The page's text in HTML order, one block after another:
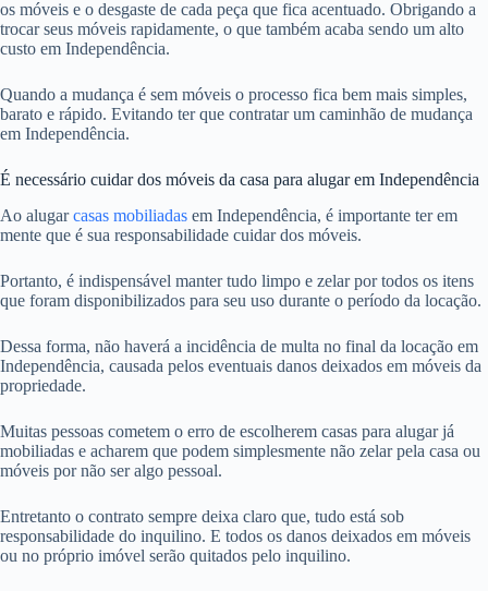
os móveis e o desgaste de cada peça que fica acentuado. Obrigando a
trocar seus móveis rapidamente, o que também acaba sendo um alto
custo em Independência.
Quando a mudança é sem móveis o processo fica bem mais simples,
barato e rápido. Evitando ter que contratar um caminhão de mudança
em Independência.
É necessário cuidar dos móveis da casa para alugar em Independência
Ao alugarcasas mobiliadas em Independência, é importante ter em
mente que é sua responsabilidade cuidar dos móveis.
Portanto, é indispensável manter tudo limpo e zelar por todos os itens
que foram disponibilizados para seu uso durante o período da locação.
Dessa forma, não haverá a incidência de multa no final da locação em
Independência, causada pelos eventuais danos deixados em móveis da
propriedade.
Muitas pessoas cometem o erro de escolherem casas para alugar já
mobiliadas e acharem que podem simplesmente não zelar pela casa ou
móveis por não ser algo pessoal.
Entretanto o contrato sempre deixa claro que, tudo está sob
responsabilidade do inquilino. E todos os danos deixados em móveis
ou no próprio imóvel serão quitados pelo inquilino.